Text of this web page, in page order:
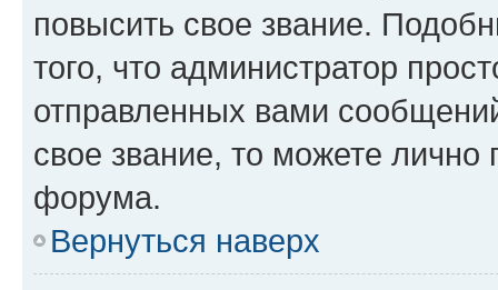
повысить свое звание.
того, что администратор
отправленных вами
свое звание, то можете лично
форума.
Вернуться наверх